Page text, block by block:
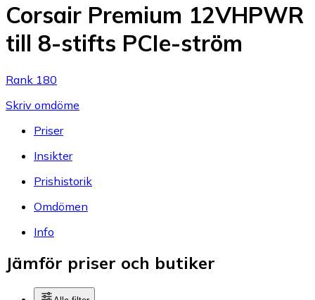
Corsair Premium 12VHPWR
till 8-stifts PCIe-ström
Rank 180
Skriv omdöme
Priser
Insikter
Prishistorik
Omdömen
Info
Jämför priser och butiker